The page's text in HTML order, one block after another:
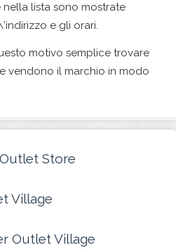
lista sono mostrate
e gli orari.
motivo semplice trovare
vendono il marchio in modo
Store
Village
Outlet Village